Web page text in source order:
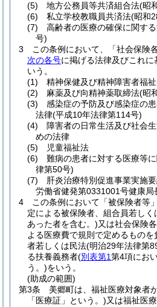
(5)
地方公務員等共済組合法(昭
(6)
私立学校教職員共済法(昭和
(7)
高齢者の医療の確保に関す
号)
3
この条例において、「社会保険
次の各号に掲げる法律及びこれ
いう。
(1)
精神保健及び精神障害者福
(2)
麻薬及び向精神薬取締法(昭
(3)
感染症の予防及び感染症の
法律(平成10年法律第114号)
(4)
障害者の日常生活及び社会
めの法律
(5)
児童福祉法
(6)
難病の患者に対する医療等
律第50号)
(7)
肝炎治療特別促進事業実施要
労働省健発第0331001号健康局
4
この条例において「被保険者等
定による被保険者、組合員若しく
あった者を含む。)又は社会保険
よる医療費で規則で定めるもの
者若しくは民法(明治29年法律第
る扶養義務者(別表第1第4項にお
う。)をいう。
(助成の範囲)
第3条
美郷町は、福祉医療対象者
「医療証」という。)又は福祉医